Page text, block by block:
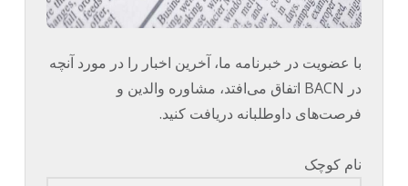
با عضویت در خبرنامه ما، آخرین اخبار را در مورد آنچه
در BACN اتفاق می‌افتد، مشاوره والدین و
فرصت‌های داوطلبانه دریافت کنید.
نام کوچک